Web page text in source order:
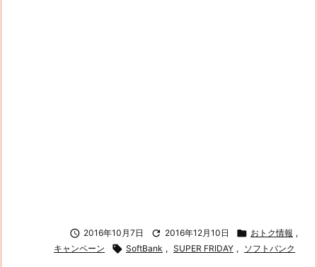
 2016年10月7日  2016年12月10日  おトク情報 ,
キャンペーン
 SoftBank , SUPER FRIDAY , ソフトバンク